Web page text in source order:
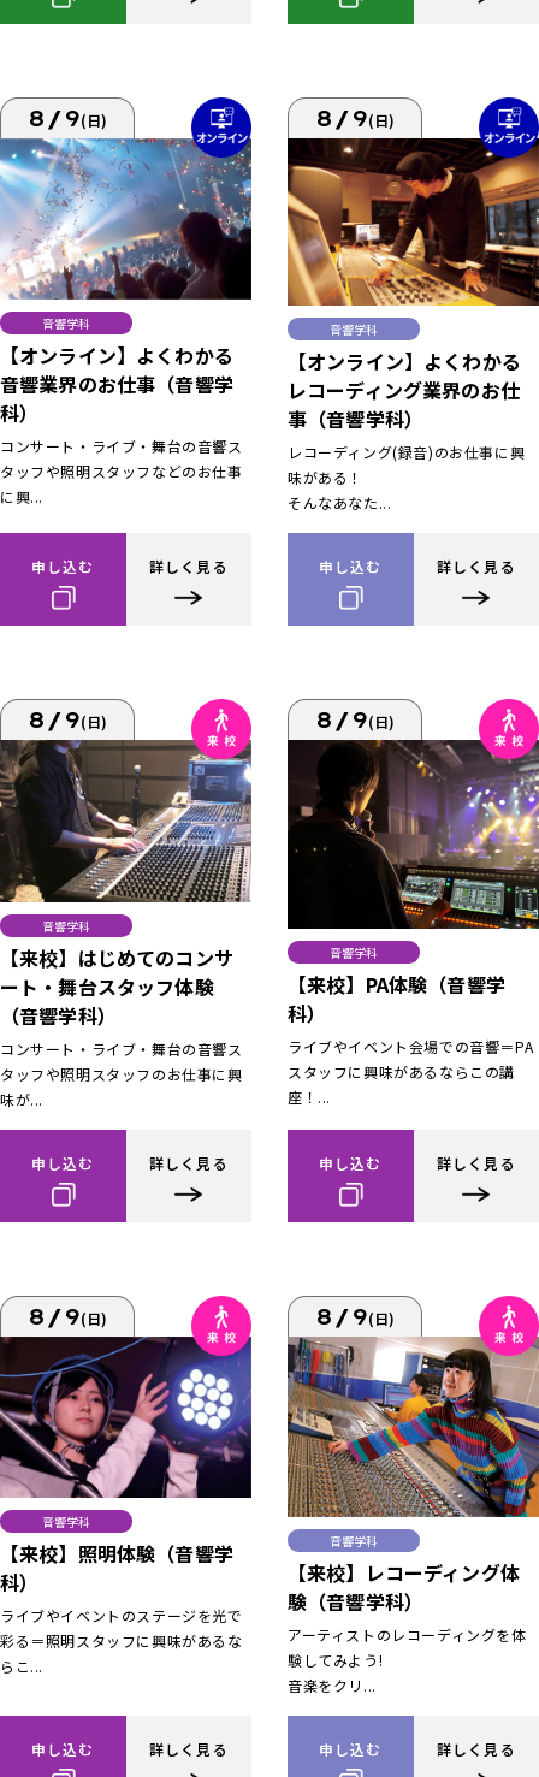
8/9(日)
音響学科
【オンライン】よくわかる
音響業界のお仕事（音響学
科）
コンサート・ライブ・舞台の音響ス
タッフや照明スタッフなどのお仕事
に興...
申し込む 詳しく見る
8/9(日)
音響学科
【オンライン】よくわかる
レコーディング業界のお仕
事（音響学科）
レコーディング(録音)のお仕事に興
味がある！
そんなあなた...
申し込む 詳しく見る
8/9(日)
音響学科
【来校】はじめてのコンサ
ート・舞台スタッフ体験
（音響学科）
コンサート・ライブ・舞台の音響ス
タッフや照明スタッフのお仕事に興
味が...
申し込む 詳しく見る
8/9(日)
音響学科
【来校】PA体験（音響学
科）
ライブやイベント会場での音響＝PA
スタッフに興味があるならこの講
座！...
申し込む 詳しく見る
8/9(日)
音響学科
【来校】照明体験（音響学
科）
ライブやイベントのステージを光で
彩る＝照明スタッフに興味があるな
らこ...
申し込む 詳しく見る
8/9(日)
音響学科
【来校】レコーディング体
験（音響学科）
アーティストのレコーディングを体
験してみよう!
音楽をクリ...
申し込む 詳しく見る